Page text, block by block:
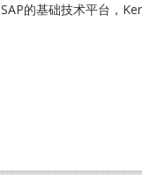
的基础技术平台，